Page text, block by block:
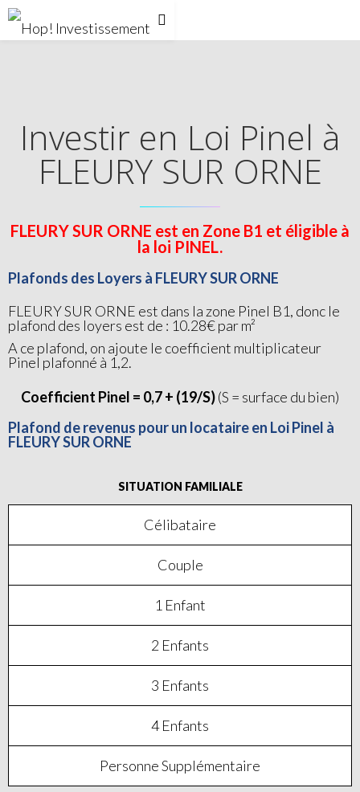
Investir en Loi Pinel à
FLEURY SUR ORNE
FLEURY SUR ORNE est en Zone B1 et éligible à
la loi PINEL.
Plafonds des Loyers à FLEURY SUR ORNE
FLEURY SUR ORNE est dans la zone Pinel B1, donc le
plafond des loyers est de : 10.28€ par m²
A ce plafond, on ajoute le coefficient multiplicateur
Pinel plafonné à 1,2.
Coefficient Pinel = 0,7 + (19/S)(S = surface du bien)
Plafond de revenus pour un locataire en Loi Pinel à
FLEURY SUR ORNE
SITUATION FAMILIALE
Célibataire
Couple
1 Enfant
2 Enfants
3 Enfants
4 Enfants
Personne Supplémentaire